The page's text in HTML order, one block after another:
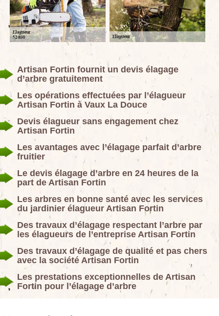
Artisan Fortin fournit un devis élagage
d’arbre gratuitement
Les opérations effectuées par l’élagueur
Artisan Fortin à Vaux La Douce
Devis élagueur sans engagement chez
Artisan Fortin
Les avantages avec l’élagage parfait d’arbre
fruitier
Le devis élagage d’arbre en 24 heures de la
part de Artisan Fortin
Les arbres en bonne santé avec les services
du jardinier élagueur Artisan Fortin
Des travaux d’élagage respectant l’arbre par
les élagueurs de l’entreprise Artisan Fortin
Des travaux d’élagage de qualité et pas chers
avec la société Artisan Fortin
Les prestations exceptionnelles de Artisan
Fortin pour l’élagage d’arbre